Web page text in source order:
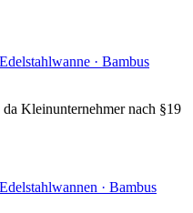
· Bambus
Kleinunternehmer nach §19
· Bambus